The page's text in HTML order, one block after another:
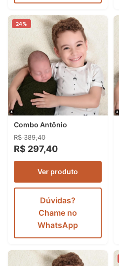
24%
Combo Antônio
R$ 389,40
R$ 297,40
Ver produto
Dúvidas?
Chame no
WhatsApp